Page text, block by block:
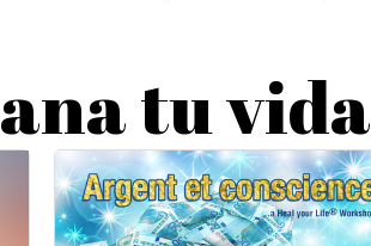
tu vida